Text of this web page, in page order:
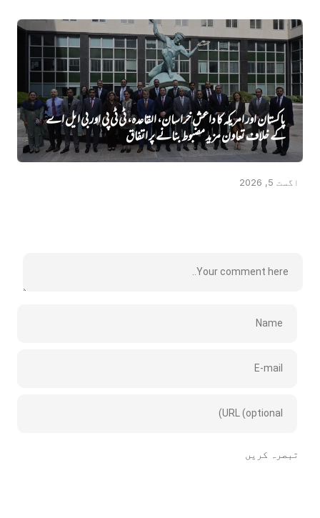
پاکستان اور امریکہ کا داعش خراسان، القاعدہ، ٹی ٹی پی اور بی ایل اے
کے خلاف تعاون مزید مضبوط بنانے پر اتفاق
اگست 5, 2026